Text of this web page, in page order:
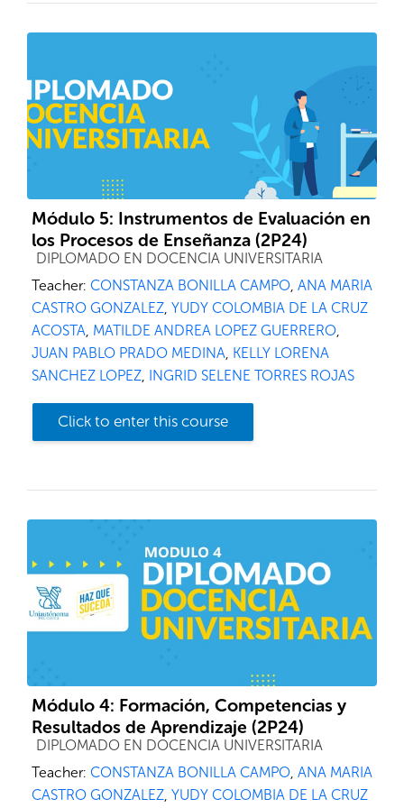
Módulo 5: Instrumentos de Evaluación en
los Procesos de Enseñanza (2P24)
Course category
DIPLOMADO EN DOCENCIA UNIVERSITARIA
Teacher: CONSTANZA BONILLA CAMPO ANA MARIA
CASTRO GONZALEZ YUDY COLOMBIA DE LA CRUZ
ACOSTA MATILDE ANDREA LOPEZ GUERRERO
JUAN PABLO PRADO MEDINA KELLY LORENA
SANCHEZ LOPEZ INGRID SELENE TORRES ROJAS
Click to enter this course
Módulo 4: Formación, Competencias y
Resultados de Aprendizaje (2P24)
Course category
DIPLOMADO EN DOCENCIA UNIVERSITARIA
Teacher: CONSTANZA BONILLA CAMPO, ANA MARIA
CASTRO GONZALEZ, YUDY COLOMBIA DE LA CRUZ